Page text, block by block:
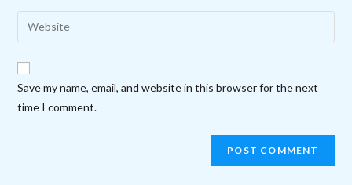
to
comment
email
address
comment
Enter
your
website
URL
Save my name, email, and website in this browser for the next
time I comment.